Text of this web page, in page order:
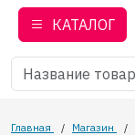
КАТАЛОГ
Главная / Магазин /